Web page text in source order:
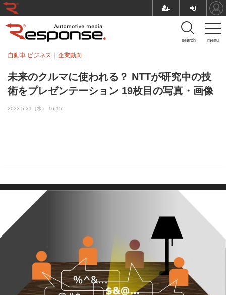
menu
search
未来のクルマに使われる？ NTTが研究中の技
術をプレゼンテーション 19枚目の写真・画像
自動車 ビジネス 企業動向
2023.5.31（水） 16:15